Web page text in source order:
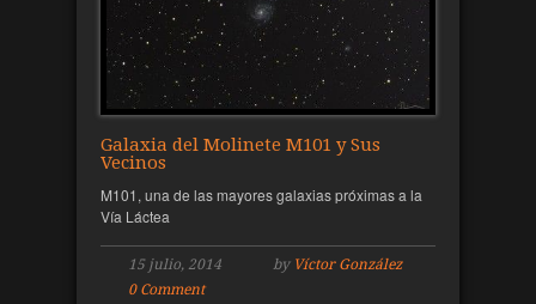
Galaxia del Molinete M101 y Sus
Vecinos
M101, una de las mayores galaxias próximas a la
Vía Láctea
15 julio, 2014 by Víctor González
0 Comment